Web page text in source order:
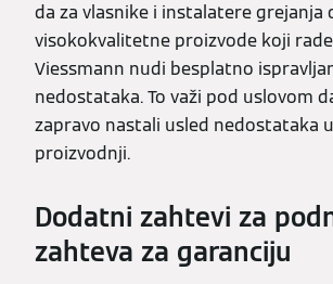
da za vlasnike i instalatere grejanja
visokokvalitetne proizvode koji
Viessmann nudi besplatno
nedostataka. To važi pod uslovom
zapravo nastali usled nedostataka
proizvodnji.
Dodatni zahtevi za
zahteva za garanciju